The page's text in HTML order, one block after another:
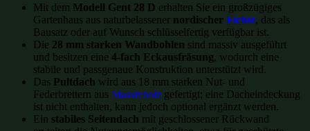
Mit dem Modell Gent 28 D erhalten Sie ein großzügiges
Gartenhaus aus naturbelassener nordischer Fichte, das als
Bausatz oder auf Wunsch schlüsselfertig verfügbar ist.
Die 28 mm starken Wandbohlen sind massiv ausgeführt
und besitzen eine 4-fach Eckausfräsung, wodurch eine
stabile und passgenaue Konstruktion unterstützt wird.
Das Pultdach wird aus 18 mm starken Nut- und
Federbrettern aus Massivholz gefertigt; eine Dacheindeckung
ist nicht enthalten, kann jedoch optional ergänzt werden.
Ein stabiles Seitendach mit geschlossener Rückwand